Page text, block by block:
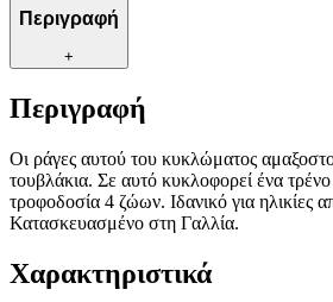
Περιγραφή
+
Περιγραφή
Οι ράγες αυτού του κυκλώματος
τουβλάκια. Σε αυτό κυκλοφορεί ένα
τροφοδοσία 4 ζώων. Ιδανικό για ηλικίες
Κατασκευασμένο στη Γαλλία.
Χαρακτηριστικά